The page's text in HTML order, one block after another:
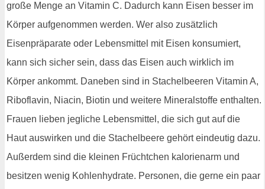
große Menge an Vitamin C. Dadurch kann Eisen besser im
Körper aufgenommen werden. Wer also zusätzlich
Eisenpräparate oder Lebensmittel mit Eisen konsumiert,
kann sich sicher sein, dass das Eisen auch wirklich im
Körper ankommt. Daneben sind in Stachelbeeren Vitamin A,
Riboflavin, Niacin, Biotin und weitere Mineralstoffe enthalten.
Frauen lieben jegliche Lebensmittel, die sich gut auf die
Haut auswirken und die Stachelbeere gehört eindeutig dazu.
Außerdem sind die kleinen Früchtchen kalorienarm und
besitzen wenig Kohlenhydrate. Personen, die gerne ein paar